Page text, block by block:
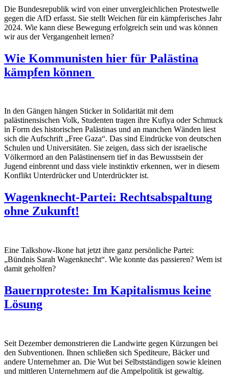
Die Bundesrepublik wird von einer unvergleichlichen Protestwelle
gegen die AfD erfasst. Sie stellt Weichen für ein kämpferisches Jahr
2024. Wie kann diese Bewegung erfolgreich sein und was können
wir aus der Vergangenheit lernen?
Wie Kommunisten hier für Palästina
kämpfen können
In den Gängen hängen Sticker in Solidarität mit dem
palästinensischen Volk, Studenten tragen ihre Kufiya oder Schmuck
in Form des historischen Palästinas und an manchen Wänden liest
sich die Aufschrift „Free Gaza“. Das sind Eindrücke von deutschen
Schulen und Universitäten. Sie zeigen, dass sich der israelische
Völkermord an den Palästinensern tief in das Bewusstsein der
Jugend einbrennt und dass viele instinktiv erkennen, wer in diesem
Konflikt Unterdrücker und Unterdrückter ist.
Wagenknecht-Partei: Rechtsabspaltung
ohne Zukunft!
Eine Talkshow-Ikone hat jetzt ihre ganz persönliche Partei:
„Bündnis Sarah Wagenknecht“. Wie konnte das passieren? Wem ist
damit geholfen?
Bauernproteste: Im Kapitalismus keine
Lösung
Seit Dezember demonstrieren die Landwirte gegen Kürzungen bei
den Subventionen. Ihnen schließen sich Spediteure, Bäcker und
andere Unternehmer an. Die Wut bei Selbstständigen sowie kleinen
und mittleren Unternehmern auf die Ampelpolitik ist gewaltig.